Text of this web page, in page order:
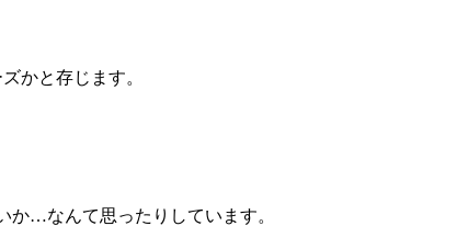
かと存じます。
か…なんて思ったりしています。